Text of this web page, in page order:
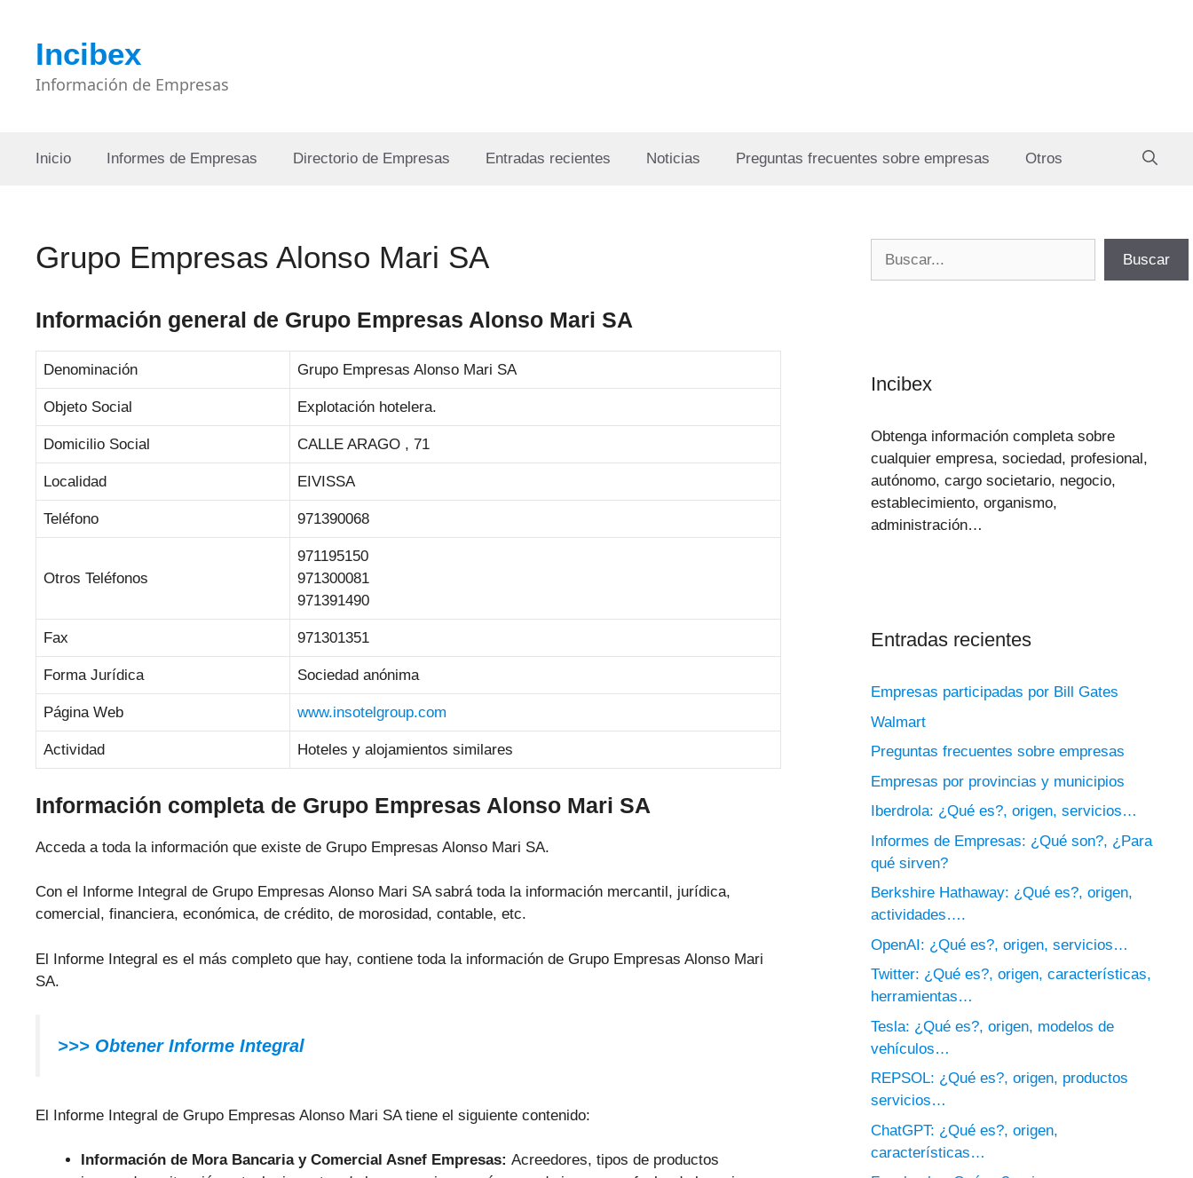
contenidoIncibex
Información de Empresas
Inicio Informes de Empresas Directorio de Empresas Entradas recientes Noticias Preguntas frecuentes sobre empresas Otros
Grupo Empresas Alonso Mari SA
Información general de Grupo Empresas Alonso Mari SA
Denominación Grupo Empresas Alonso Mari SA
Objeto Social Explotación hotelera.
Domicilio Social CALLE ARAGO , 71
Localidad EIVISSA
Teléfono 971390068
Otros Teléfonos
971195150
971300081
971391490
Fax 971301351
Forma Jurídica Sociedad anónima
Página Web www.insotelgroup.com
Actividad Hoteles y alojamientos similares
Información completa de Grupo Empresas Alonso Mari SA
Acceda a toda la información que existe de Grupo Empresas Alonso Mari SA.
Con el Informe Integral de Grupo Empresas Alonso Mari SA sabrá toda la información mercantil, jurídica,
comercial, financiera, económica, de crédito, de morosidad, contable, etc.
El Informe Integral es el más completo que hay, contiene toda la información de Grupo Empresas Alonso Mari
SA.
>>> Obtener Informe Integral
El Informe Integral de Grupo Empresas Alonso Mari SA tiene el siguiente contenido:
Información de Mora Bancaria y Comercial Asnef Empresas: Acreedores, tipos de productos
Buscar
Incibex
Obtenga información completa sobre
cualquier empresa, sociedad, profesional,
autónomo, cargo societario, negocio,
establecimiento, organismo,
administración…
Entradas recientes
Empresas participadas por Bill Gates
Walmart
Preguntas frecuentes sobre empresas
Empresas por provincias y municipios
Iberdrola: ¿Qué es?, origen, servicios…
Informes de Empresas: ¿Qué son?, ¿Para
qué sirven?
Berkshire Hathaway: ¿Qué es?, origen,
actividades….
OpenAI: ¿Qué es?, origen, servicios…
Twitter: ¿Qué es?, origen, características,
herramientas…
Tesla: ¿Qué es?, origen, modelos de
vehículos…
REPSOL: ¿Qué es?, origen, productos
servicios…
ChatGPT: ¿Qué es?, origen,
características…